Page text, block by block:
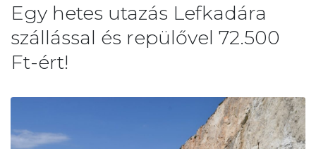
Egy hetes utazás Lefkadára
szállással és repülővel 72.500
Ft-ért!